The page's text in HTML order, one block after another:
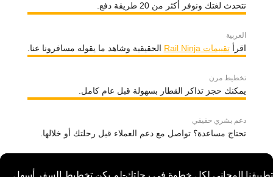
نتحدث لغتك ونوفر أكثر من 20 طريقة دفع.
العربية
اقرأتقييمات Rail Ninja الحقيقية وشاهد ما يقوله مسافرونا عنا.
تخطيط مرن
يمكنك حجز تذاكر القطار بسهولة قبل عام كامل.
دعم بشري حقيقي
تحتاج مساعدة؟ تواصل مع دعم العملاء قبل رحلتك أو خلالها.
تطبيقنا المجاني لكل خطوة في رحلتك-لم يكن تخطيط السفر أسهل